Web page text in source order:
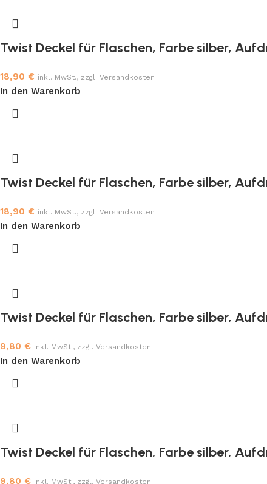
Twist Deckel für Flaschen, Farbe silber,
18,90 € inkl. MwSt., zzgl. Versandkosten
In den Warenkorb
Twist Deckel für Flaschen, Farbe silber,
18,90 € inkl. MwSt., zzgl. Versandkosten
In den Warenkorb
Twist Deckel für Flaschen, Farbe silber,
9,80 € inkl. MwSt., zzgl. Versandkosten
In den Warenkorb
Twist Deckel für Flaschen, Farbe silber,
9,80 € inkl. MwSt., zzgl. Versandkosten